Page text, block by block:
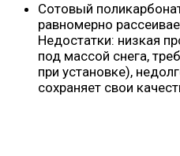
Сотовый
равномерно
Недостатки: низкая
под массой снега,
при установке),
сохраняет свои